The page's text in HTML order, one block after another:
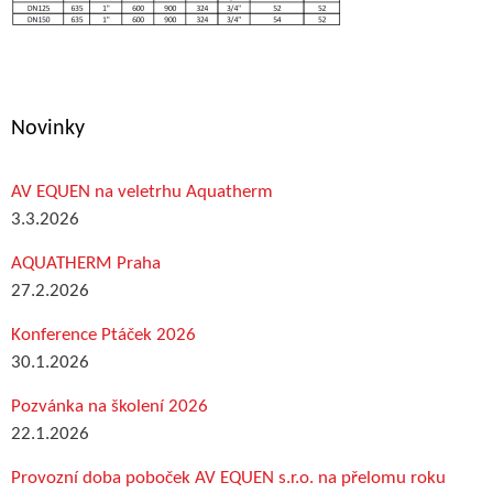
Novinky
AV EQUEN na veletrhu Aquatherm
3.3.2026
AQUATHERM Praha
27.2.2026
Konference Ptáček 2026
30.1.2026
Pozvánka na školení 2026
22.1.2026
Provozní doba poboček AV EQUEN s.r.o. na přelomu roku